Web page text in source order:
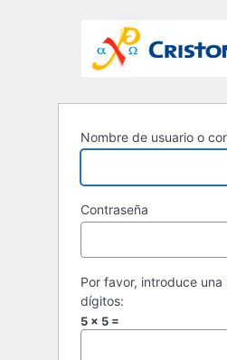
Nombre de usuario o
Contraseña
Por favor, introduce una
dígitos:
5 × 5 =